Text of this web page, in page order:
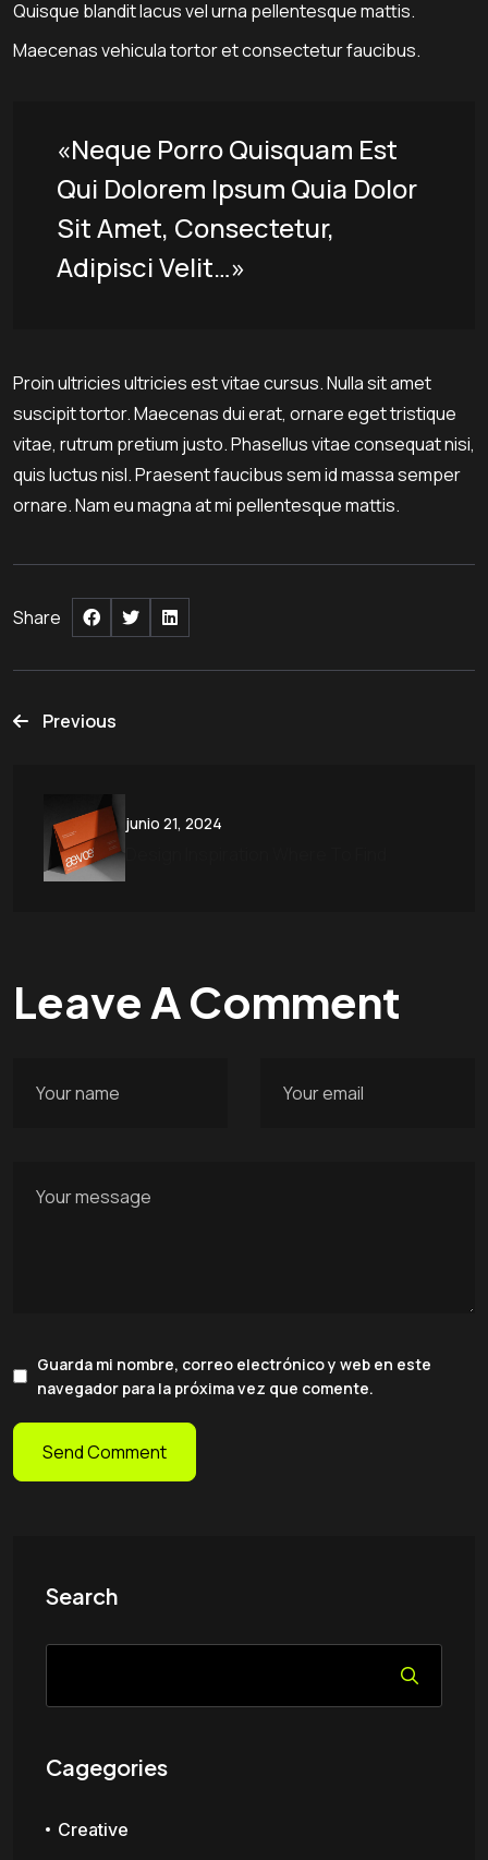
Quisque blandit lacus vel urna pellentesque mattis.
Maecenas vehicula tortor et consectetur faucibus.
«Neque Porro Quisquam Est
Qui Dolorem Ipsum Quia Dolor
Sit Amet, Consectetur,
Adipisci Velit…»
Proin ultricies ultricies est vitae cursus. Nulla sit amet
suscipit tortor. Maecenas dui erat, ornare eget tristique
vitae, rutrum pretium justo. Phasellus vitae consequat nisi,
quis luctus nisl. Praesent faucibus sem id massa semper
ornare. Nam eu magna at mi pellentesque mattis.
Share
Post
navigation
Previous
junio 21, 2024
Leave A Comment
Guarda mi nombre, correo electrónico y web en este
navegador para la próxima vez que comente.
Search
Cagegories
Creative